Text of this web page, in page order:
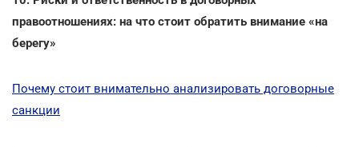
правоотношениях: на что стоит обратить внимание «на
берегу»
Почему стоит внимательно анализировать договорные
санкции